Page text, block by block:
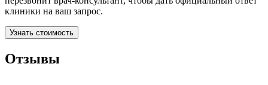
клиники на ваш запрос.
Узнать стоимость
Отзывы